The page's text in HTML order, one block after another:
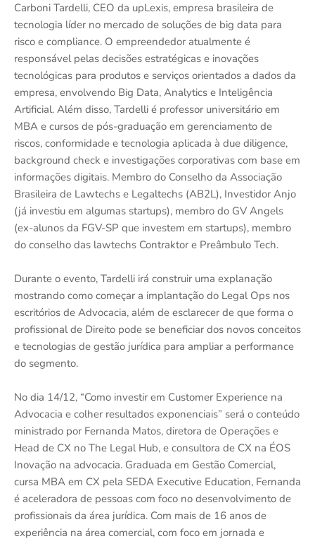
Carboni Tardelli, CEO da upLexis, empresa brasileira de
tecnologia líder no mercado de soluções de big data para
risco e compliance. O empreendedor atualmente é
responsável pelas decisões estratégicas e inovações
tecnológicas para produtos e serviços orientados a dados da
empresa, envolvendo Big Data, Analytics e Inteligência
Artificial. Além disso, Tardelli é professor universitário em
MBA e cursos de pós-graduação em gerenciamento de
riscos, conformidade e tecnologia aplicada à due diligence,
background check e investigações corporativas com base em
informações digitais. Membro do Conselho da Associação
Brasileira de Lawtechs e Legaltechs (AB2L), Investidor Anjo
(já investiu em algumas startups), membro do GV Angels
(ex-alunos da FGV-SP que investem em startups), membro
do conselho das lawtechs Contraktor e Preâmbulo Tech.
Durante o evento, Tardelli irá construir uma explanação
mostrando como começar a implantação do Legal Ops nos
escritórios de Advocacia, além de esclarecer de que forma o
profissional de Direito pode se beneficiar dos novos conceitos
e tecnologias de gestão jurídica para ampliar a performance
do segmento.
No dia 14/12, “Como investir em Customer Experience na
Advocacia e colher resultados exponenciais” será o conteúdo
ministrado por Fernanda Matos, diretora de Operações e
Head de CX no The Legal Hub, e consultora de CX na ÉOS
Inovação na advocacia. Graduada em Gestão Comercial,
cursa MBA em CX pela SEDA Executive Education, Fernanda
é aceleradora de pessoas com foco no desenvolvimento de
profissionais da área jurídica. Com mais de 16 anos de
experiência na área comercial, com foco em jornada e